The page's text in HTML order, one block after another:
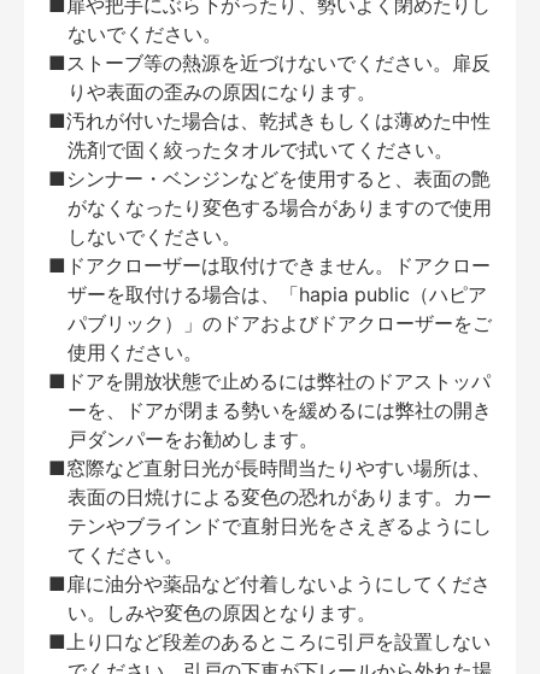
■扉や把手にぶら下がったり、勢いよく閉めたりし
ないでください。
■ストーブ等の熱源を近づけないでください。扉反
りや表面の歪みの原因になります。
■汚れが付いた場合は、乾拭きもしくは薄めた中性
洗剤で固く絞ったタオルで拭いてください。
■シンナー・ベンジンなどを使用すると、表面の艶
がなくなったり変色する場合がありますので使用
しないでください。
■ドアクローザーは取付けできません。ドアクロー
ザーを取付ける場合は、「hapia public（ハピア
パブリック）」のドアおよびドアクローザーをご
使用ください。
■ドアを開放状態で止めるには弊社のドアストッパ
ーを、ドアが閉まる勢いを緩めるには弊社の開き
戸ダンパーをお勧めします。
■窓際など直射日光が長時間当たりやすい場所は、
表面の日焼けによる変色の恐れがあります。カー
テンやブラインドで直射日光をさえぎるようにし
てください。
■扉に油分や薬品など付着しないようにしてくださ
い。しみや変色の原因となります。
■上り口など段差のあるところに引戸を設置しない